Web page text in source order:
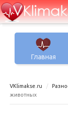
Главная
VKlimakse.ru
животных